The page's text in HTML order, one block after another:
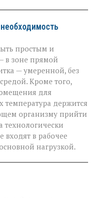
простым и
в зоне прямой
— умеренной, без
Кроме того,
для
температура держится
организму прийти
технологически
в рабочее
нагрузкой.